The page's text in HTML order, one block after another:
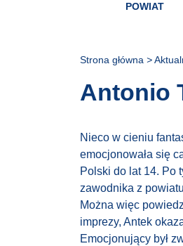
POWIAT
Strona główna >
Antonio
Nieco w cieniu
emocjonowała się
Polski do lat 14. Po
zawodnika z
Można więc
imprezy, Antek
Emocjonujący był